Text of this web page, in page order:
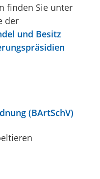
finden Sie unter
der
und Besitz
(BArtSchV)